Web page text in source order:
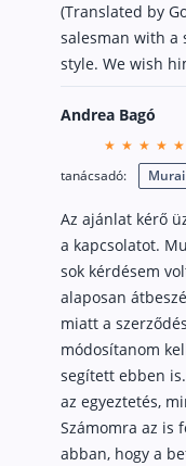
Blog
Rólunk
Kapcsolat
Karrier
(Translated by
salesman with a
style. We wish
Andrea Bagó
tanácsadó:
Az ajánlat kérő
a kapcsolatot.
sok kérdésem
alaposan
miatt a
módosítanom
segített ebben
az egyeztetés,
Számomra az is
abban, hogy a